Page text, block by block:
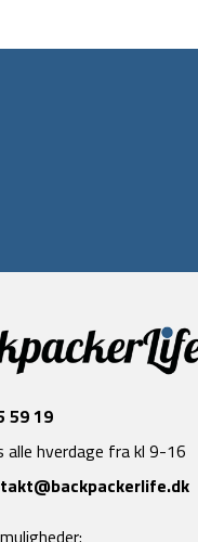
59 19
alle hverdage fra kl 9-16